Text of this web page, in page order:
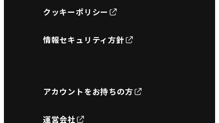
クッキーポリシー
情報セキュリティ方針
アカウントをお持ちの方
運営会社